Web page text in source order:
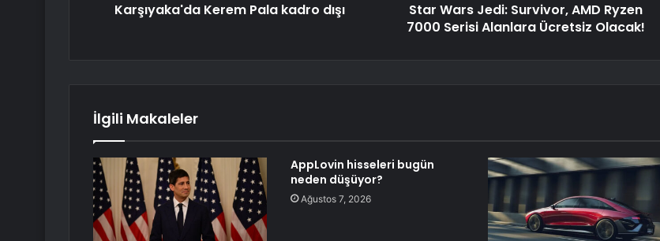
Karşıyaka'da Kerem Pala kadro dışı
Star Wars Jedi: Survivor, AMD Ryzen
7000 Serisi Alanlara Ücretsiz Olacak!
İlgili Makaleler
AppLovin hisseleri bugün
neden düşüyor?
Ağustos 7, 2026